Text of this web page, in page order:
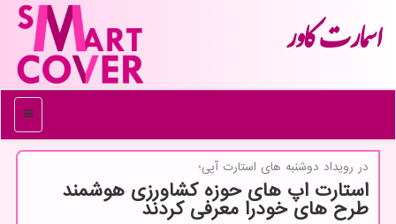
اسمارت كاور
منو
در رویداد دوشنبه های استارت آپی؛
استارت اپ های حوزه کشاورزی هوشمند
طرح های خودرا معرفی کردند